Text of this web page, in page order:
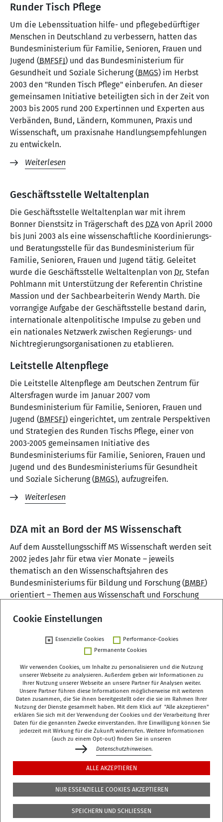
Runder Tisch Pflege
Um die Lebenssituation hilfe- und pflegebedürftiger
Menschen in Deutschland zu verbessern, hatten das
Bundesministerium für Familie, Senioren, Frauen und
Jugend (BMFSFJ) und das Bundesministerium für
Gesundheit und Soziale Sicherung (BMGS) im Herbst
2003 den "Runden Tisch Pflege" einberufen. An dieser
gemeinsamen Initiative beteiligten sich in der Zeit von
2003 bis 2005 rund 200 Expertinnen und Experten aus
Verbänden, Bund, Ländern, Kommunen, Praxis und
Wissenschaft, um praxisnahe Handlungsempfehlungen
zu entwickeln.
Weiterlesen
Geschäftsstelle Weltaltenplan
Die Geschäftsstelle Weltaltenplan war mit ihrem
Bonner Dienstsitz in Trägerschaft des DZA von April 2000
bis Juni 2003 als eine wissenschaftliche Koordinierungs-
und Beratungsstelle für das Bundesministerium für
Familie, Senioren, Frauen und Jugend tätig. Geleitet
wurde die Geschäftsstelle Weltaltenplan von Dr. Stefan
Pohlmann mit Unterstützung der Referentin Christine
Massion und der Sachbearbeiterin Wendy Marth. Die
vorrangige Aufgabe der Geschäftsstelle bestand darin,
internationale altenpolitische Impulse zu geben und
ein nationales Netzwerk zwischen Regierungs- und
Nichtregierungsorganisationen zu etablieren.
Leitstelle Altenpflege
Die Leitstelle Altenpflege am Deutschen Zentrum für
Altersfragen wurde im Januar 2007 vom
Bundesministerium für Familie, Senioren, Frauen und
Jugend (BMFSFJ) eingerichtet, um zentrale Perspektiven
und Strategien des Runden Tischs Pflege, einer von
2003-2005 gemeinsamen Initiative des
Bundesministeriums für Familie, Senioren, Frauen und
Jugend und des Bundesministeriums für Gesundheit
und Soziale Sicherung (BMGS), aufzugreifen.
Weiterlesen
DZA mit an Bord der MS Wissenschaft
Auf dem Ausstellungsschiff MS Wissenschaft werden seit
2002 jedes Jahr für etwa vier Monate – jeweils
thematisch an den Wissenschaftsjahren des
Bundesministeriums für Bildung und Forschung (BMBF)
orientiert – Themen aus Wissenschaft und Forschung
Weiterlesen
Deutsches Zentrum für Altersfragen (DZA)
Manfred-von-Richthofen-Straße 2
12101 Berlin
dza-berlin dza de
+49 (0)30 - 260740-0
+49 (0)30 - 260740-33
Manfred-von-Richthofen-Str./Ecke Dudenstr.
Cookie Einstellungen
Essenzielle Cookies
Performance-Cookies
Permanente Cookies
Wir verwenden Cookies, um Inhalte zu personalisieren und die Nutzung
unserer Webseite zu analysieren. Außerdem geben wir Informationen zu
Ihrer Nutzung unserer Webseite an unsere Partner für Analysen weiter.
Unsere Partner führen diese Informationen möglicherweise mit weiteren
Daten zusammen, die Sie ihnen bereitgestellt oder die sie im Rahmen Ihrer
Nutzung der Dienste gesammelt haben. Mit dem Klick auf "Alle akzeptieren"
erklären Sie sich mit der Verwendung der Cookies und der Verarbeitung Ihrer
Daten für die genannten Zwecke einverstanden. Ihre Einwilligung können Sie
jederzeit mit Wirkung für die Zukunft widerrufen. Weitere Informationen
(auch zu einem Opt-out) finden Sie in unseren
Datenschutzhinweisen.
ALLE AKZEPTIEREN
NUR ESSENZIELLE COOKIES AKZEPTIEREN
SPEICHERN UND SCHLIESSEN